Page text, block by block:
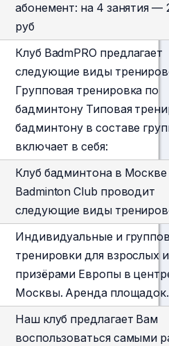
абонемент: на 4 занятия —
руб
Клуб BadmPRO предлагает
следующие виды
Групповая тренировка по
бадминтону Типовая
бадминтону в составе
включает в себя:
Клуб бадминтона в
Badminton Club проводит
следующие виды
Индивидуальные и
тренировки для взрослых
призёрами Европы в
Москвы. Аренда площадок.
Наш клуб предлагает Вам
воспользоваться самыми